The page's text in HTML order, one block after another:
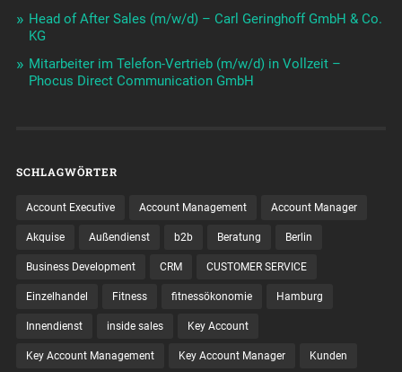
Head of After Sales (m/w/d) – Carl Geringhoff GmbH & Co.
KG
Mitarbeiter im Telefon-Vertrieb (m/w/d) in Vollzeit –
Phocus Direct Communication GmbH
SCHLAGWÖRTER
Account Executive Account Management Account Manager
Akquise Außendienst b2b Beratung Berlin
Business Development CRM CUSTOMER SERVICE
Einzelhandel Fitness fitnessökonomie Hamburg
Innendienst inside sales Key Account
Key Account Management Key Account Manager Kunden